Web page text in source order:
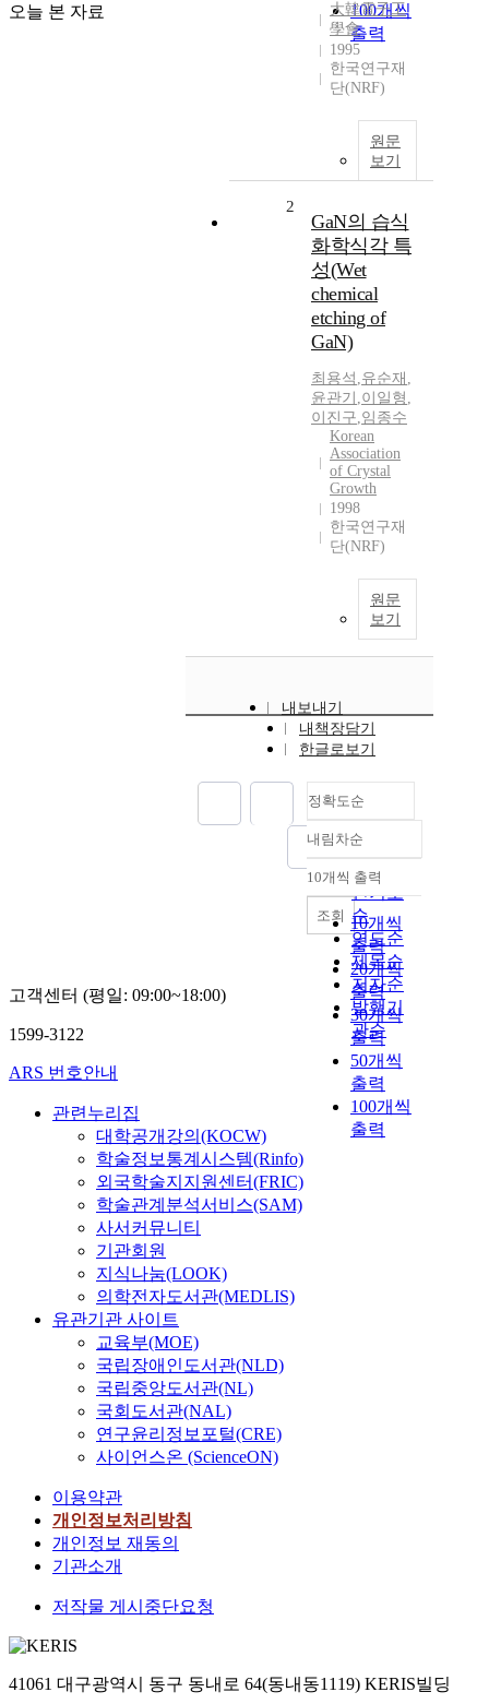
오늘 본 자료
100개씩
출력
大韓電子工
學會
1995
한국연구재
단(NRF)
원문
보기
2
GaN의 습식
화학식각 특
성(Wet
chemical
etching of
GaN)
최용석 ,유순재 ,
윤관기 ,이일형 ,
이진구,임종수
Korean
Association
of Crystal
Growth
1998
한국연구재
단(NRF)
원문
보기
내보내기
내책장담기
한글로보기
정확도순
정확도
순
인기도
순
연도순
제목순
저자순
발행기
관순
내림차순
내림차순
10개씩 출력
10개씩
출력
20개씩
출력
30개씩
출력
50개씩
출력
100개씩
출력
조회
고객센터 (평일: 09:00~18:00)
1599-3122
ARS 번호안내
관련누리집
대학공개강의(KOCW)
학술정보통계시스템(Rinfo)
외국학술지지원센터(FRIC)
학술관계분석서비스(SAM)
사서커뮤니티
기관회원
지식나눔(LOOK)
의학전자도서관(MEDLIS)
유관기관 사이트
교육부(MOE)
국립장애인도서관(NLD)
국립중앙도서관(NL)
국회도서관(NAL)
연구윤리정보포털(CRE)
사이언스온 (ScienceON)
이용약관
개인정보처리방침
개인정보 재동의
기관소개
저작물 게시중단요청
41061 대구광역시 동구 동내로 64(동내동1119) KERIS빌딩